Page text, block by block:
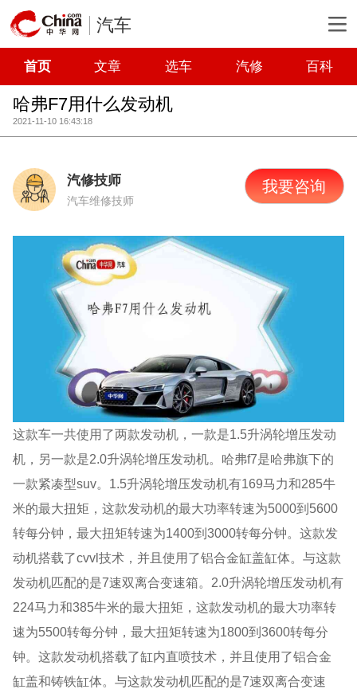
汽车
首页 文章 选车 汽修 百科
哈弗F7用什么发动机
2021-11-10 16:43:18
汽修技师
汽车维修技师
我要咨询
这款车一共使用了两款发动机，一款是1.5升涡轮增压发动
机，另一款是2.0升涡轮增压发动机。哈弗f7是哈弗旗下的
一款紧凑型suv。1.5升涡轮增压发动机有169马力和285牛
米的最大扭矩，这款发动机的最大功率转速为5000到5600
转每分钟，最大扭矩转速为1400到3000转每分钟。这款发
动机搭载了cvvl技术，并且使用了铝合金缸盖缸体。与这款
发动机匹配的是7速双离合变速箱。2.0升涡轮增压发动机有
224马力和385牛米的最大扭矩，这款发动机的最大功率转
速为5500转每分钟，最大扭矩转速为1800到3600转每分
钟。这款发动机搭载了缸内直喷技术，并且使用了铝合金
缸盖和铸铁缸体。与这款发动机匹配的是7速双离合变速